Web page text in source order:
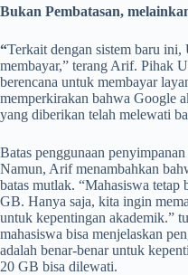
Bukan Pembatasan,
“Terkait dengan sistem baru
membayar,” terang Arif. Pihak
berencana untuk membayar
memperkirakan bahwa Google
yang diberikan telah melewati
Batas penggunaan
Namun, Arif menambahkan
batas mutlak. “Mahasiswa
GB. Hanya saja, kita ingin
untuk kepentingan akademik.”
mahasiswa bisa menjelaskan
adalah benar-benar untuk
20 GB bisa dilewati.